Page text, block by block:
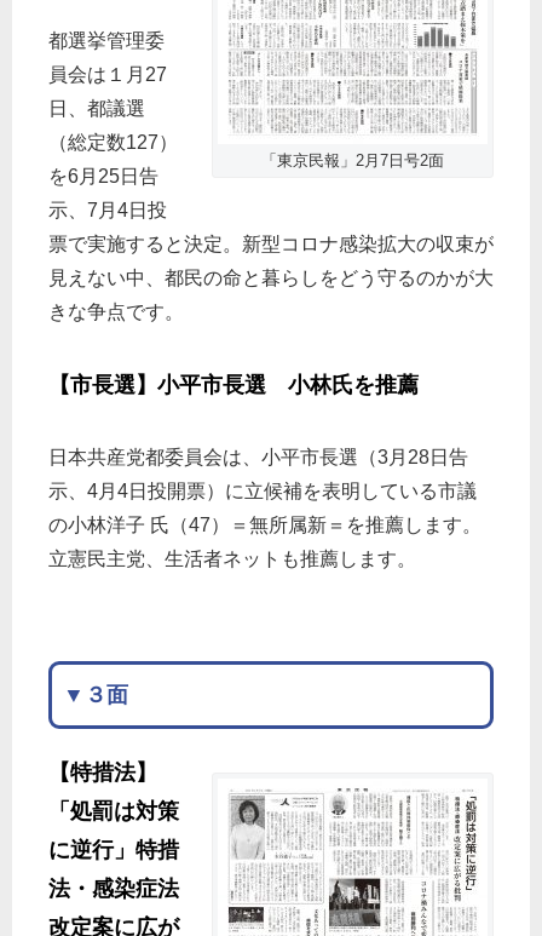
「東京民報」2月7日号2面
都選挙管理委
員会は１月27
日、都議選
（総定数127）
を6月25日告
示、7月4日投
票で実施すると決定。新型コロナ感染拡大の収束が
見えない中、都民の命と暮らしをどう守るのかが大
きな争点です。
【市長選】小平市長選 小林氏を推薦
日本共産党都委員会は、小平市長選（3月28日告
示、4月4日投開票）に立候補を表明している市議
の小林洋子 氏（47）＝無所属新＝を推薦します。
立憲民主党、生活者ネットも推薦します。
▼３面
【特措法】
「処罰は対策
に逆行」特措
法・感染症法
改定案に広が